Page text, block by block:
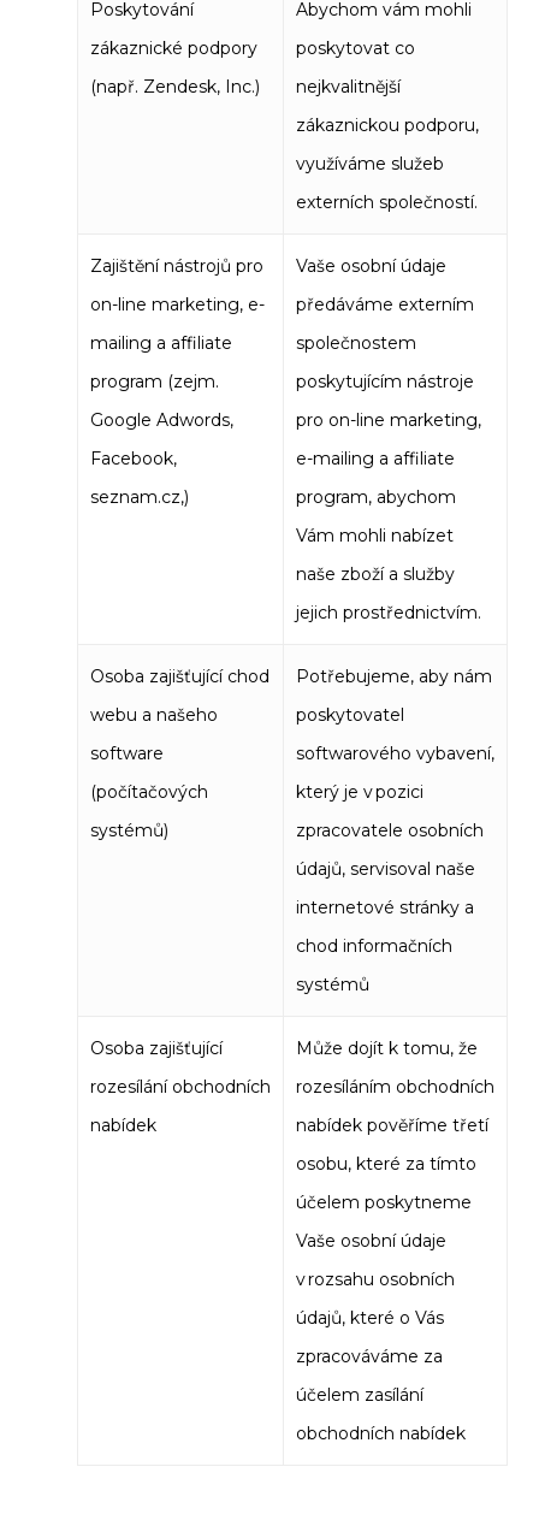
Poskytování
zákaznické podpory
(např. Zendesk, Inc.)
Abychom vám mohli
poskytovat co
nejkvalitnější
zákaznickou podporu,
využíváme služeb
externích společností.
Zajištění nástrojů pro
on-line marketing, e-
mailing a affiliate
program (zejm.
Google Adwords,
Facebook,
seznam.cz,)
Vaše osobní údaje
předáváme externím
společnostem
poskytujícím nástroje
pro on-line marketing,
e-mailing a affiliate
program, abychom
Vám mohli nabízet
naše zboží a služby
jejich prostřednictvím.
Osoba zajišťující chod
webu a našeho
software
(počítačových
systémů)
Potřebujeme, aby nám
poskytovatel
softwarového vybavení,
který je v pozici
zpracovatele osobních
údajů, servisoval naše
internetové stránky a
chod informačních
systémů
Osoba zajišťující
rozesílání obchodních
nabídek
Může dojít k tomu, že
rozesíláním obchodních
nabídek pověříme třetí
osobu, které za tímto
účelem poskytneme
Vaše osobní údaje
v rozsahu osobních
údajů, které o Vás
zpracováváme za
účelem zasílání
obchodních nabídek